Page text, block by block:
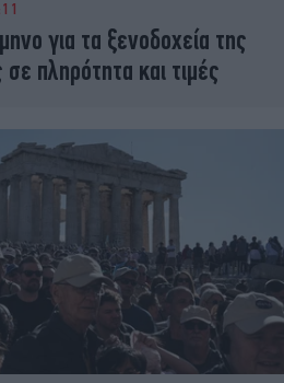
THE OCEAN
ELAMEFORA
για τα ξενοδοχεία της
πληρότητα και τιμές